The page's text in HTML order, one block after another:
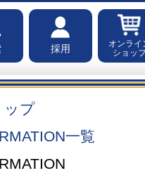
採用
オンライ
ショッ
ップ
一覧